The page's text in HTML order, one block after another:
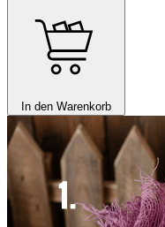
In den Warenkorb